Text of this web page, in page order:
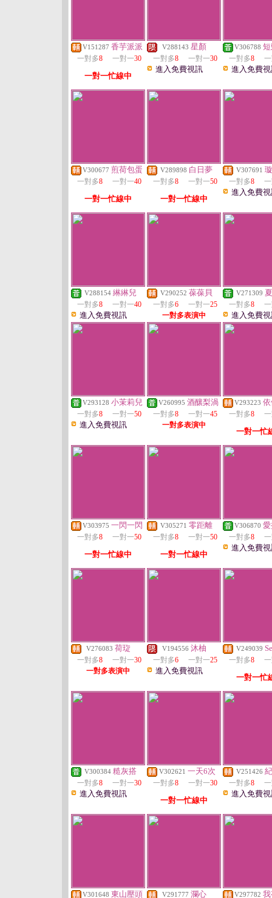
V151287 香芋派派
一對多8 一對一30
一對一忙線中
V288143 星顏
一對多8 一對一30
進入免費視訊
V306788
一對多8
進入免費
V300677 煎荷包蛋
一對多8 一對一40
一對一忙線中
V289898 白日夢
一對多8 一對一50
一對一忙線中
V307691
一對多8
進入免費
V288154 綝綝兒
一對多8 一對一40
進入免費視訊
V290252 葆葆貝
一對多6 一對一25
一對多表演中
V271309
一對多8
進入免費
V293128 小茉莉兒
一對多8 一對一50
進入免費視訊
V260995 酒釀梨渦
一對多8 一對一45
一對多表演中
V293223
一對多8
一對一忙
V303975 一閃一閃
一對多8 一對一50
一對一忙線中
V305271 零距離
一對多8 一對一50
一對一忙線中
V306870
一對多8
進入免費
V276083 荷琁
一對多8 一對一30
一對多表演中
V194556 沐柚
一對多6 一對一25
進入免費視訊
V249039
一對多8
一對一忙
V300384 糙灰搭
一對多8 一對一30
進入免費視訊
V302621 一天6次
一對多8 一對一30
一對一忙線中
V251426
一對多8
進入免費
V301648 東山壓頭 V291777 瀾心 V297782